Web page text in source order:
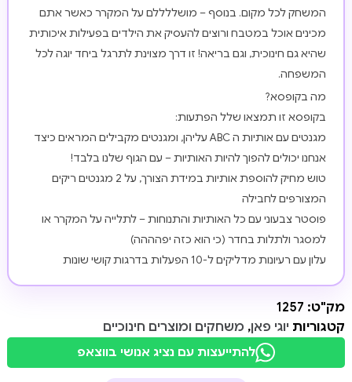
המשחק לכל מקום. בנוסף – מושללללם על המקרר כאשר אתם
מכינים אוכל במטבח ורוצים להעסיק את הילדים בפעילות איכותית
שהיא גם חינוכית, וגם בריאה! זו דרך מצוינת לתרגל ביחד יוגה לכל
המשפחה.
מה בקופסא?
בקופסא זו תמצאו שלל הפתעות:
מגנטים עם אותיות ה ABC עליהן, ומגנטים מקבילים המראים כיצד
אנחנו יכולים להפוך להיות האותיות – עם הגוף שלנו בלבד!
טוש מחיק להוספת אותיות במידת הצורך, על 2 מגנטים ריקים
המצורפים לחבילה
פוסטר צבעוני עם כל האותיות והתנוחות – לתלייה על המקרר או
למסגר ולתלות בחדר (כי הוא כזה יפהההה)
עלון עם רעיונות מדליקים ל-10 הפעלות בדרגות קושי שונות
מק"ט: 1257
קטגוריות יוגי פאן, משחקים ומוצרים חינוכיים
להתייעצות עם נציג אנושי בווצאפ